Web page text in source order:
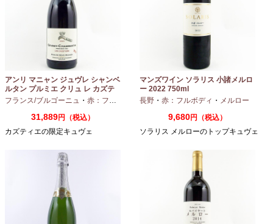
アンリ マニャン ジュヴレ シャンベ
ルタン プルミエ クリュ レ カズテ
ィエ エルバージュ 24 モワ 2023
フランス/ブルゴーニュ ・ 赤：フルボディ ・ピノノワール
31,889円（税込）
カズティエの限定キュヴェ
マンズワイン ソラリス 小諸メルロ
ー 2022 750ml
長野 ・ 赤：フルボディ ・ メルロー
9,680円（税込）
ソラリス メルローのトップキュヴェ